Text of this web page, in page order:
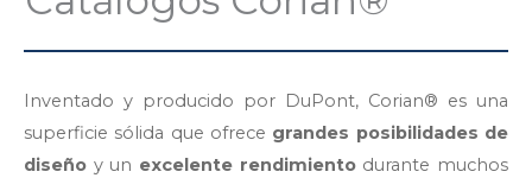
Inventado y producido por DuPont, Corian® es una
superficie sólida que ofrece grandes posibilidades de
diseño y un excelente rendimientodurante muchos